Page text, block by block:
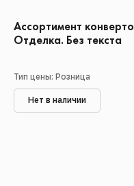
Ассортимент
Отделка. Без текста
Тип цены: Розница
Нет в наличии